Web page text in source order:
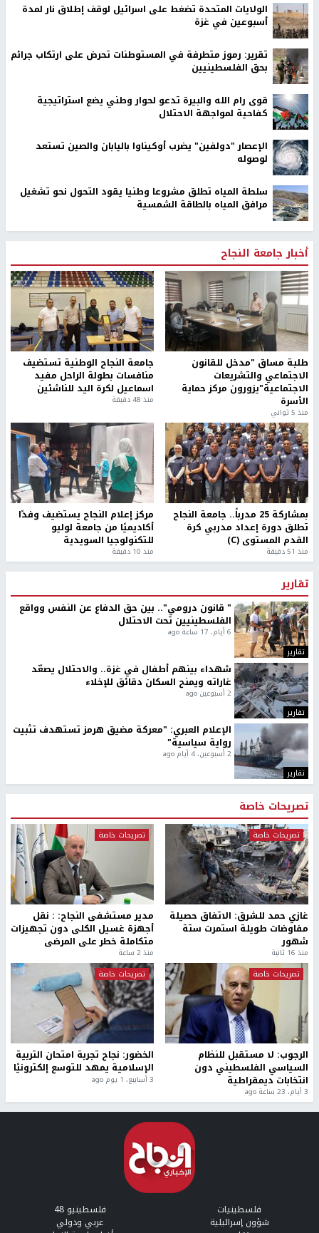
الولايات المتحدة تضغط على اسرائيل لوقف إطلاق نار لمدة
أسبوعين في غزة
تقرير: رموز متطرفة في المستوطنات تحرض على ارتكاب جرائم
بحق الفلسطينيين
قوى رام الله والبيرة تدعو لحوار وطني يضع استراتيجية
كفاحية لمواجهة الاحتلال
الإعصار "دولفين" يضرب أوكيناوا باليابان والصين تستعد
لوصوله
سلطة المياه تطلق مشروعا وطنيا يقود التحول نحو تشغيل
مرافق المياه بالطاقة الشمسية
أخبار جامعة النجاح
طلبة مساق "مدخل للقانون
الاجتماعي والتشريعات
الاجتماعية"يزورون مركز حماية
الأسرة
منذ 5 ثواني
جامعة النجاح الوطنية تستضيف
منافسات بطولة الراحل مفيد
اسماعيل لكرة اليد للناشئين
منذ 48 دقيقة
بمشاركة 25 مدرباً.. جامعة النجاح
تطلق دورة إعداد مدربي كرة
القدم المستوى (C)
منذ 51 دقيقة
مركز إعلام النجاح يستضيف وفدًا
أكاديميًا من جامعة لوليو
للتكنولوجيا السويدية
منذ 10 دقيقة
تقارير
تقارير
" قانون درومي".. بين حق الدفاع عن النفس وواقع
الفلسطينيين تحت الاحتلال
6 أيام، 17 ساعة ago
تقارير
شهداء بينهم أطفال في غزة.. والاحتلال يصعّد
غاراته ويمنح السكان دقائق للإخلاء
2 أسبوعين ago
تقارير
الإعلام العبري: "معركة مضيق هرمز تستهدف تثبيت
رواية سياسية"
2 أسبوعين، 4 أيام ago
تصريحات خاصة
تصريحات خاصة
غازي حمد للشرق: الاتفاق حصيلة
مفاوضات طويلة استمرت ستة
شهور
منذ 16 ثانية
تصريحات خاصة
مدير مستشفى النجاح: : نقل
أجهزة غسيل الكلى دون تجهيزات
متكاملة خطر على المرضى
منذ 2 ساعة
تصريحات خاصة
الرجوب: لا مستقبل للنظام
السياسي الفلسطيني دون
انتخابات ديمقراطية
3 أيام، 23 ساعة ago
تصريحات خاصة
الخضور: نجاح تجربة امتحان التربية
الإسلامية يمهد للتوسع إلكترونيًا
3 أسابيع، 1 يوم ago
فلسطينيات فلسطينيو 48
شؤون إسرائيلية عربي ودولي